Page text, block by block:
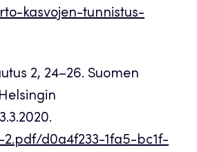
kasvojen-tunnistus-
2, 24–26. Suomen
d0a4f233-1fa5-bc1f-